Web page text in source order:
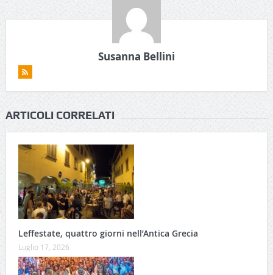
Susanna Bellini
ARTICOLI CORRELATI
Leffestate, quattro giorni nell’Antica Grecia
Luglio 17, 2026